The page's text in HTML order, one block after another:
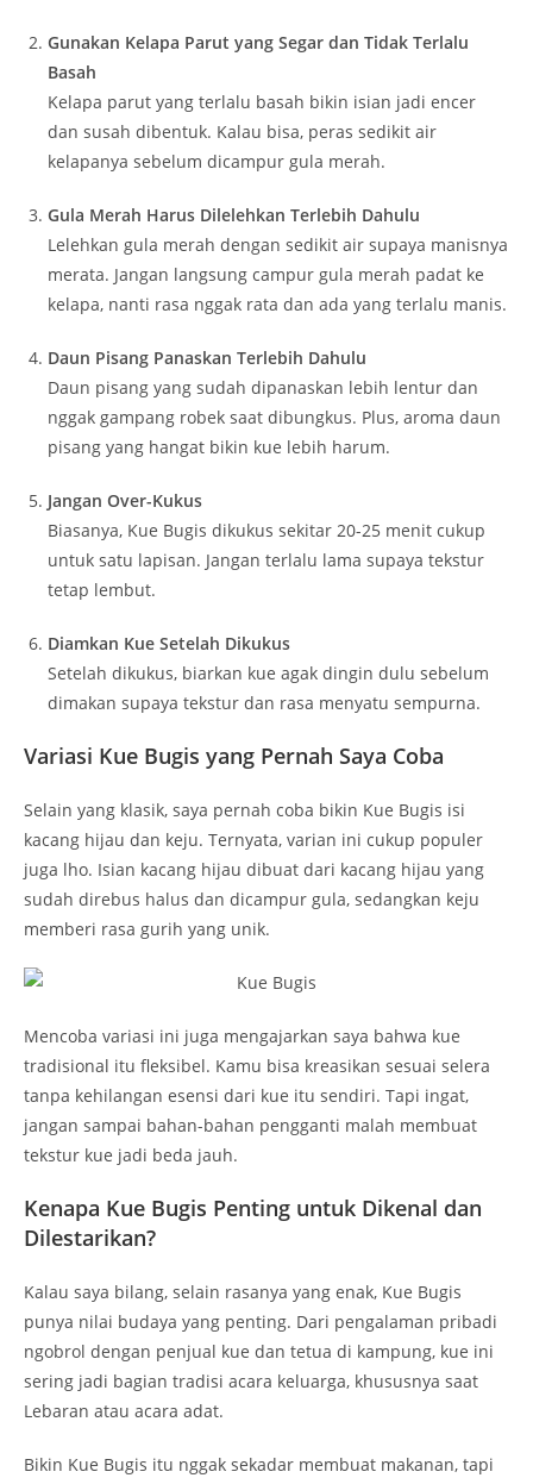
Gunakan Kelapa Parut yang Segar dan Tidak Terlalu
Basah
Kelapa parut yang terlalu basah bikin isian jadi encer
dan susah dibentuk. Kalau bisa, peras sedikit air
kelapanya sebelum dicampur gula merah.
Gula Merah Harus Dilelehkan Terlebih Dahulu
Lelehkan gula merah dengan sedikit air supaya manisnya
merata. Jangan langsung campur gula merah padat ke
kelapa, nanti rasa nggak rata dan ada yang terlalu manis.
Daun Pisang Panaskan Terlebih Dahulu
Daun pisang yang sudah dipanaskan lebih lentur dan
nggak gampang robek saat dibungkus. Plus, aroma daun
pisang yang hangat bikin kue lebih harum.
Jangan Over-Kukus
Biasanya, Kue Bugis dikukus sekitar 20-25 menit cukup
untuk satu lapisan. Jangan terlalu lama supaya tekstur
tetap lembut.
Diamkan Kue Setelah Dikukus
Setelah dikukus, biarkan kue agak dingin dulu sebelum
dimakan supaya tekstur dan rasa menyatu sempurna.
Variasi Kue Bugis yang Pernah Saya Coba
Selain yang klasik, saya pernah coba bikin Kue Bugis isi
kacang hijau dan keju. Ternyata, varian ini cukup populer
juga lho. Isian kacang hijau dibuat dari kacang hijau yang
sudah direbus halus dan dicampur gula, sedangkan keju
memberi rasa gurih yang unik.
Mencoba variasi ini juga mengajarkan saya bahwa kue
tradisional itu fleksibel. Kamu bisa kreasikan sesuai selera
tanpa kehilangan esensi dari kue itu sendiri. Tapi ingat,
jangan sampai bahan-bahan pengganti malah membuat
tekstur kue jadi beda jauh.
Kenapa Kue Bugis Penting untuk Dikenal dan
Dilestarikan?
Kalau saya bilang, selain rasanya yang enak, Kue Bugis
punya nilai budaya yang penting. Dari pengalaman pribadi
ngobrol dengan penjual kue dan tetua di kampung, kue ini
sering jadi bagian tradisi acara keluarga, khususnya saat
Lebaran atau acara adat.
Bikin Kue Bugis itu nggak sekadar membuat makanan, tapi